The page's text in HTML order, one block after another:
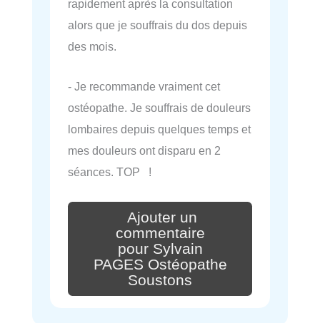
rapidement après la consultation
alors que je souffrais du dos depuis
des mois.
- Je recommande vraiment cet
ostéopathe. Je souffrais de douleurs
lombaires depuis quelques temps et
mes douleurs ont disparu en 2
séances. TOP !
Ajouter un
commentaire
pour Sylvain
PAGES Ostéopathe
Soustons